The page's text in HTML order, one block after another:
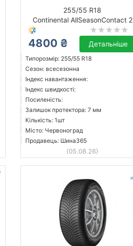
255/55 R18
Continental AllSeasonContact 2
4800 ₴ Детальніше
Типорозмір: 255/55 R18
Сезон: всесезонна
Індекс навантаження:
Індекс швидкості:
Посиленість:
Залишок протектора: 7 мм
Кількість: 1шт
Місто: Червоноград
Продавець: Шина365
(05.08.26)